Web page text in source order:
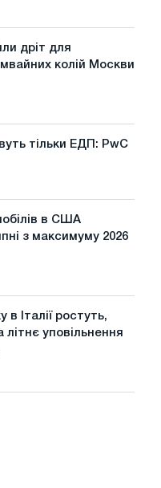
дріт для
колій Москви
тільки ЕДП: PwC
в США
з максимуму 2026
в Італії ростуть,
уповільнення